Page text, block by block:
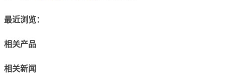
最近浏览：
相关产品
相关新闻